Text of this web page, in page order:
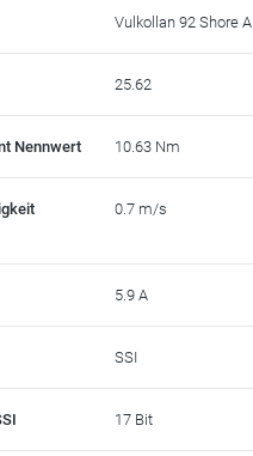
Vulkollan 92 Shore A
25.62
Nennwert 10.63 Nm
0.7 m/s
5.9 A
SSI
17 Bit